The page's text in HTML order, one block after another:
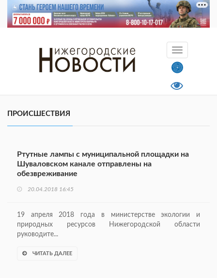
ПРОИСШЕСТВИЯ
Ртутные лампы с муниципальной площадки на
Шуваловском канале отправлены на
обезвреживание
20.04.2018 16:45
19 апреля 2018 года в министерстве экологии и
природных ресурсов Нижегородской области
руководите...
ЧИТАТЬ ДАЛЕЕ